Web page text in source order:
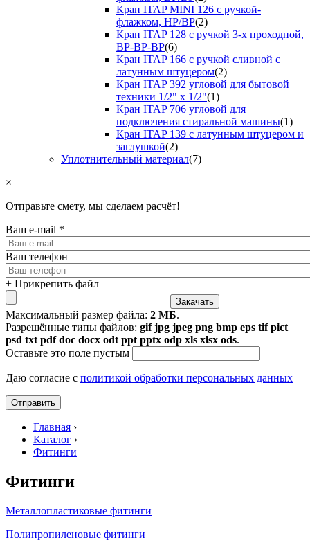
Кран ITAP MINI 126 с ручкой-
флажком, НР/ВР(2)
Кран ITAP 128 с ручкой 3-х проходной,
ВР-ВР-ВР(6)
Кран ITAP 166 с ручкой сливной с
латунным штуцером(2)
Кран ITAP 392 угловой для бытовой
техники 1/2" х 1/2"(1)
Кран ITAP 706 угловой для
подключения стиральной машины(1)
Кран ITAP 139 с латунным штуцером и
заглушкой(2)
Уплотнительный материал(7)
×
Отправьте смету, мы сделаем расчёт!
Ваш e-mail *
Ваш телефон
+ Прикрепить файл
Максимальный размер файла: 2 МБ.
Разрешённые типы файлов: gif jpg jpeg png bmp eps tif pict
psd txt pdf doc docx odt ppt pptx odp xls xlsx ods.
Оставьте это поле пустым
Даю согласие с политикой обработки персональных данных
Главная ›
Каталог ›
Фитинги
Фитинги
Металлопластиковые фитинги
Полипропиленовые фитинги